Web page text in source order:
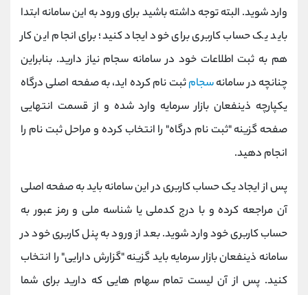
وارد شوید. البته توجه داشته باشید برای ورود به این سامانه ابتدا
باید یک حساب کاربری برای خود ایجاد کنید؛ برای انجام این کار
هم به ثبت اطلاعات خود در سامانه سجام نیاز دارید. بنابراین
چنانچه در سامانهسجامثبت نام کرده اید، به صفحه اصلی درگاه
یکپارچه ذینفعان بازار سرمایه وارد شده و از قسمت انتهایی
صفحه گزینه "ثبت نام درگاه" را انتخاب کرده و مراحل ثبت نام را
انجام دهید.
پس از ایجاد یک حساب کاربری در این سامانه باید به صفحه اصلی
آن مراجعه کرده و با درج کدملی یا شناسه ملی و رمز عبور به
حساب کاربری خود وارد شوید. بعد از ورود به پنل کاربری خود در
سامانه ذینفعان بازار سرمایه باید گزینه "گزارش دارایی" را انتخاب
کنید. پس از آن لیست تمام سهام هایی که دارید برای شما